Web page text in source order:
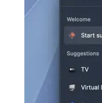
Image b7fdd9e3e9c3
Η χρήση του Raycast σάς
εργασίες μέσα σε λίγα
κωδικοποιήσετε τον εαυτό
δεν είναι ακόμη διαθέσιμο
Ψάχνοντας για